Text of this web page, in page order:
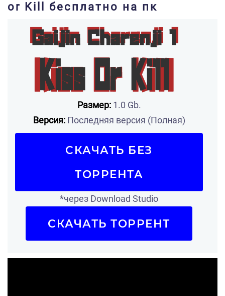
or Kill бесплатно на пк
Размер:1.0 Gb.
Версия:Последняя версия (Полная)
СКАЧАТЬ БЕЗ
ТОРРЕНТА
*через Download Studio
СКАЧАТЬ ТОРРЕНТ